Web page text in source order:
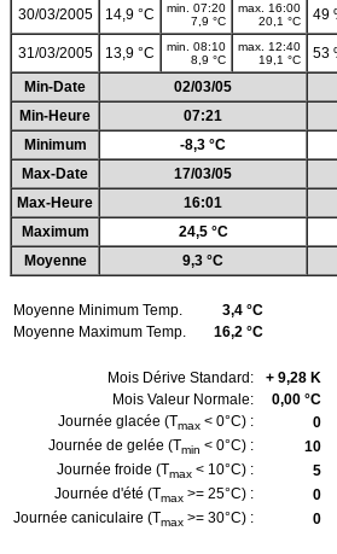
30/03/2005 14,9 °C
min. 07:20
7,9 °C
max. 16:00
20,1 °C
49
31/03/2005 13,9 °C
min. 08:10
8,9 °C
max. 12:40
19,1 °C
53
Min-Date
02/03/05
Min-Heure
07:21
Minimum
-8,3 °C
Max-Date
17/03/05
Max-Heure
16:01
Maximum
24,5 °C
Moyenne
9,3 °C
Moyenne Minimum Temp.
3,4 °C
Moyenne Maximum Temp.
16,2 °C
Mois Dérive Standard:
+ 9,28 K
Mois Valeur Normale:
0,00 °C
Journée glacée (Tmax < 0°C) :
0
Journée de gelée (Tmin < 0°C) :
10
Journée froide (Tmax < 10°C) :
5
Journée d'été (Tmax >= 25°C) :
0
Journée caniculaire (Tmax >= 30°C) : 0